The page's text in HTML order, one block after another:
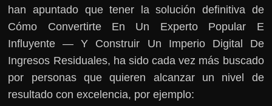
han apuntado que tener la solución definitiva de
Cómo Convertirte En Un Experto Popular E
Influyente — Y Construir Un Imperio Digital De
Ingresos Residuales, ha sido cada vez más buscado
por personas que quieren alcanzar un nivel de
resultado con excelencia, por ejemplo: